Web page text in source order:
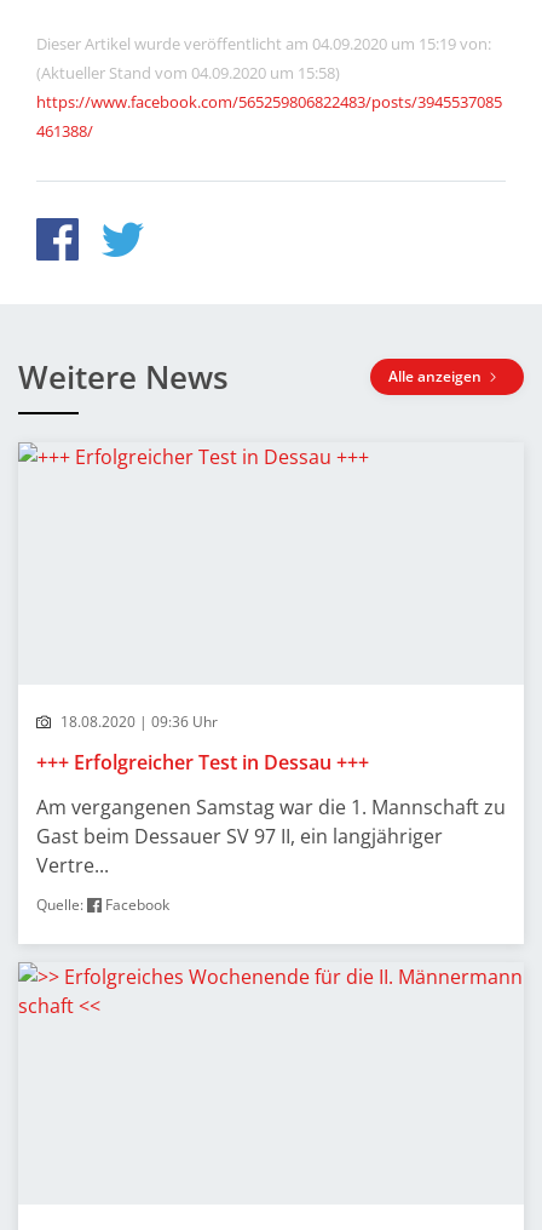
Dieser Artikel wurde veröffentlicht am 04.09.2020 um 15:19 von:
(Aktueller Stand vom 04.09.2020 um 15:58)
https://www.facebook.com/565259806822483/posts/3945537085
461388/
Weitere News Alle anzeigen
18.08.2020 | 09:36 Uhr
+++ Erfolgreicher Test in Dessau +++
Am vergangenen Samstag war die 1. Mannschaft zu
Gast beim Dessauer SV 97 II, ein langjähriger
Vertre...
Quelle: Facebook